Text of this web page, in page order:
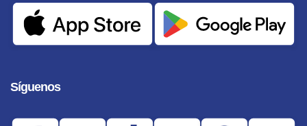
Síguenos